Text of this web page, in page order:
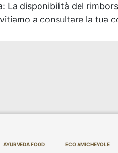
La disponibilità del
a consultare la tua
AYURVEDA FOOD ECO AMICHEVOLE